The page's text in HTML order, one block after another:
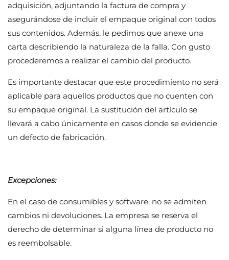
adquisición, adjuntando la factura de compra y
asegurándose de incluir el empaque original con todos
sus contenidos. Además, le pedimos que anexe una
carta describiendo la naturaleza de la falla. Con gusto
procederemos a realizar el cambio del producto.
Es importante destacar que este procedimiento no será
aplicable para aquellos productos que no cuenten con
su empaque original. La sustitución del artículo se
llevará a cabo únicamente en casos donde se evidencie
un defecto de fabricación.
Excepciones:
En el caso de consumibles y software, no se admiten
cambios ni devoluciones. La empresa se reserva el
derecho de determinar si alguna línea de producto no
es reembolsable.